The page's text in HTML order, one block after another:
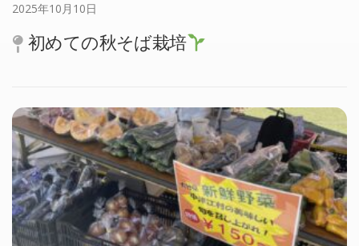
2025年10月10日
初めての秋そば栽培